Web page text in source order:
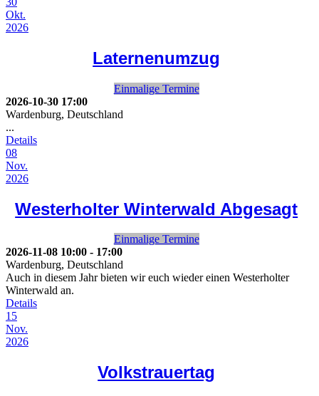
Okt.
2026
Laternenumzug
Einmalige Termine
2026-10-30 17:00
Wardenburg, Deutschland
...
Details
08
Nov.
2026
Westerholter Winterwald Abgesagt
Einmalige Termine
2026-11-08 10:00 - 17:00
Wardenburg, Deutschland
Auch in diesem Jahr bieten wir euch wieder einen Westerholter
Winterwald an.
Details
15
Nov.
2026
Volkstrauertag